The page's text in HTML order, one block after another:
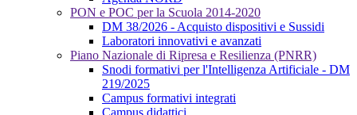
PON e POC per la Scuola 2014-2020
DM 38/2026 - Acquisto dispositivi e Sussidi
Laboratori innovativi e avanzati
Piano Nazionale di Ripresa e Resilienza (PNRR)
Snodi formativi per l'Intelligenza Artificiale - DM
219/2025
Campus formativi integrati
Campus didattici